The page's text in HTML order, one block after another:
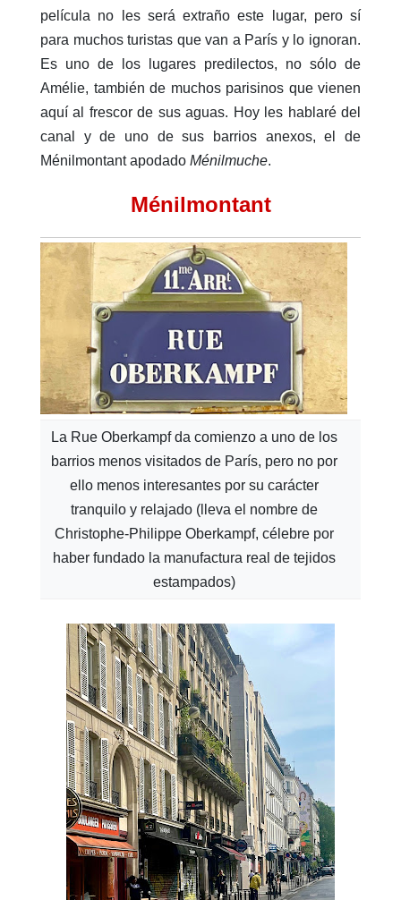
película no les será extraño este lugar, pero sí
para muchos turistas que van a París y lo ignoran.
Es uno de los lugares predilectos, no sólo de
Amélie, también de muchos parisinos que vienen
aquí al frescor de sus aguas. Hoy les hablaré del
canal y de uno de sus barrios anexos, el de
Ménilmontant apodado Ménilmuche.
Ménilmontant
La Rue Oberkampf da comienzo a uno de los
barrios menos visitados de París, pero no por
ello menos interesantes por su carácter
tranquilo y relajado (lleva el nombre de
Christophe-Philippe Oberkampf, célebre por
haber fundado la manufactura real de tejidos
estampados)